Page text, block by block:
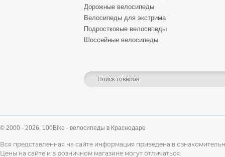
Дорожные велосипеды
Велосипеды для экстрима
Подростковые велосипеды
Шоссейные велосипеды
© 2000 - 2026, 100Bike - велосипеды в Краснодаре
Вся представленная на сайте информация приведена в
Цены на сайте и в розничном магазине могут отличаться.